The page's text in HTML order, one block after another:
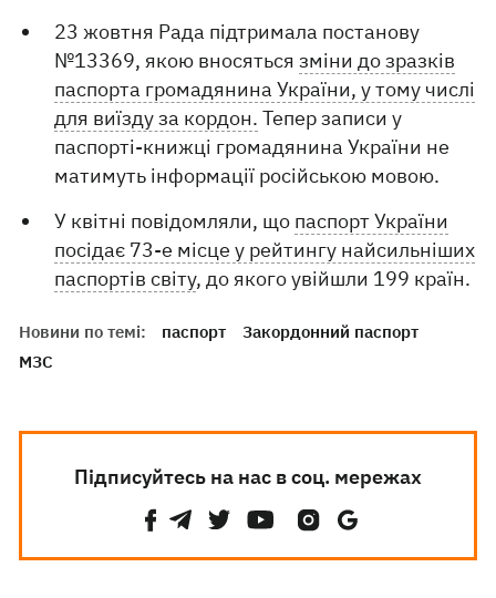
23 жовтня Рада підтримала постанову
№13369, якою вносятьсязміни до зразків
паспорта громадянина України, у тому числі
для виїзду за кордон. Тепер записи у
паспорті-книжці громадянина України не
матимуть інформації російською мовою.
У квітні повідомляли, що паспорт України
посідає 73-е місце у рейтингу найсильніших
паспортів світу, до якого увійшли 199 країн.
Новини по темі: паспорт
Закордонний паспорт
МЗС
Підписуйтесь на нас в соц. мережах